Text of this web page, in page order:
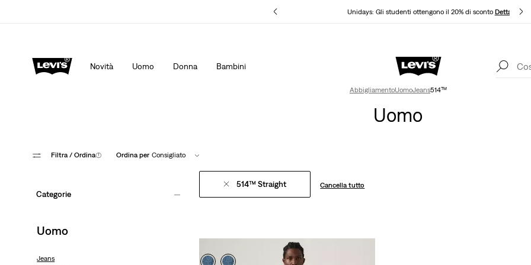
Dettagli Unidays: Gli studenti ottengono il 20% di sconto Dettagli
Novità Uomo Donna Bambini
App Levi's. Il meglio di Levi's ®, su misura per te.
AbbigliamentoUomoJeans514™
Uomo
Filtra/ Ordina(1) Ordina per Consigliato
Categorie
Uomo
Jeans
514™ Straight Cancella tutto